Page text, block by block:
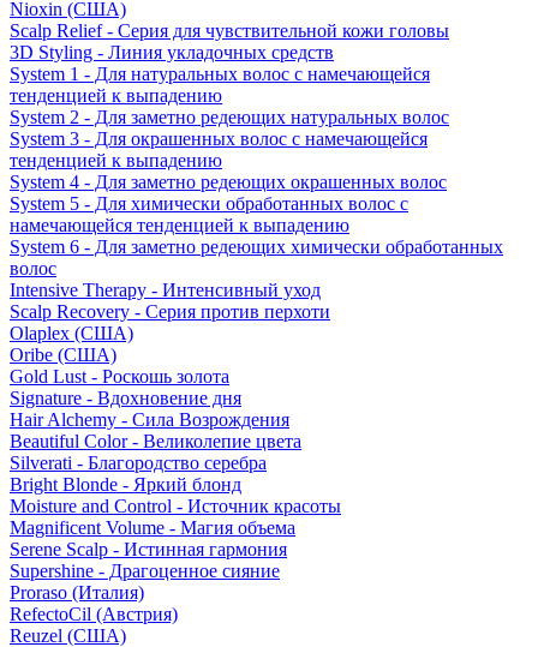
Nioxin (США)
Scalp Relief - Серия для чувствительной кожи головы
3D Styling - Линия укладочных средств
System 1 - Для натуральных волос с намечающейся
тенденцией к выпадению
System 2 - Для заметно редеющих натуральных волос
System 3 - Для окрашенных волос с намечающейся
тенденцией к выпадению
System 4 - Для заметно редеющих окрашенных волос
System 5 - Для химически обработанных волос с
намечающейся тенденцией к выпадению
System 6 - Для заметно редеющих химически обработанных
волос
Intensive Therapy - Интенсивный уход
Scalp Recovery - Серия против перхоти
Olaplex (США)
Oribe (США)
Gold Lust - Роскошь золота
Signature - Вдохновение дня
Hair Alchemy - Сила Возрождения
Beautiful Color - Великолепие цвета
Silverati - Благородство серебра
Bright Blonde - Яркий блонд
Moisture and Control - Источник красоты
Magnificent Volume - Магия объема
Serene Scalp - Истинная гармония
Supershine - Драгоценное сияние
Proraso (Италия)
RefectoCil (Австрия)
Reuzel (США)